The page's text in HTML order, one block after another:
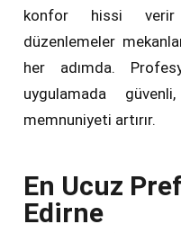
konfor hissi verir
düzenlemeler
her adımda.
uygulamada
memnuniyeti artırır.
En Ucuz
Edirne